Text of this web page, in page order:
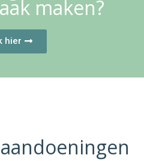
maken?
hier